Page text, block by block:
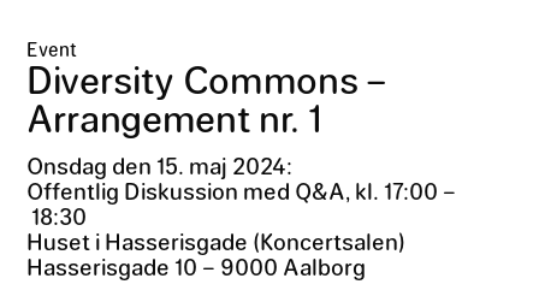
Event
Diversity Commons –
Arrangement nr. 1
Onsdag den 15. maj 2024:
Offentlig Diskussion med Q&A, kl. 17:00 –
18:30
Huset i Hasserisgade (Koncertsalen)
Hasserisgade 10 – 9000 Aalborg